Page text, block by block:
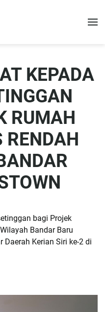
KEPADA
RUMAH
RENDAH
bagi Projek
Bandar Baru
Kerian Siri ke-2 di